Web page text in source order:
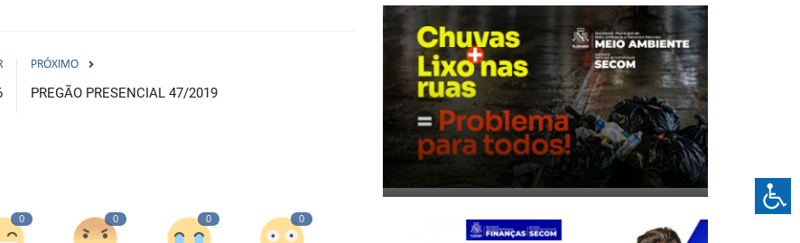
PRÓXIMO
PREGÃO PRESENCIAL 47/2019
0 0 0 0